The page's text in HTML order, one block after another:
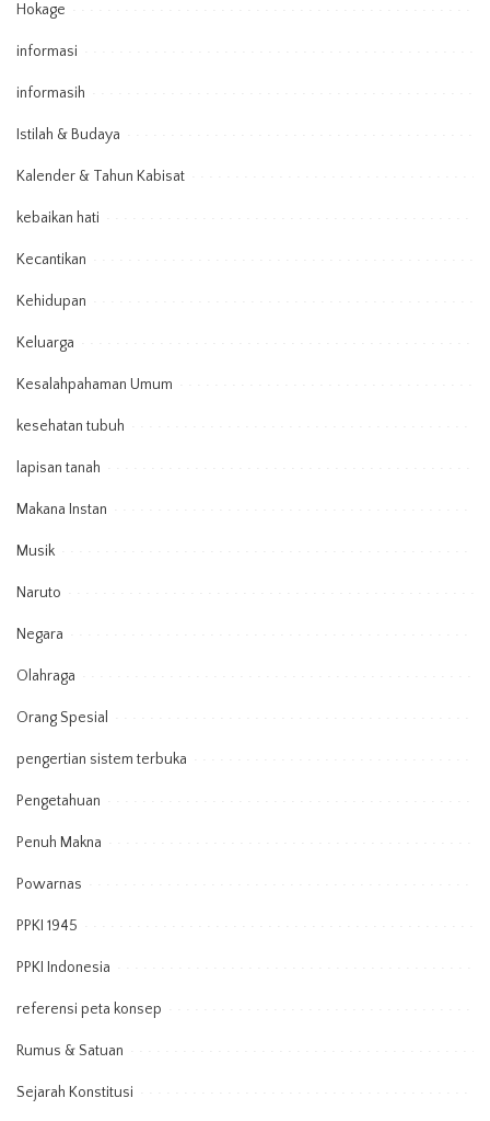
Hokage
informasi
informasih
Istilah & Budaya
Kalender & Tahun Kabisat
kebaikan hati
Kecantikan
Kehidupan
Keluarga
Kesalahpahaman Umum
kesehatan tubuh
lapisan tanah
Makana Instan
Musik
Naruto
Negara
Olahraga
Orang Spesial
pengertian sistem terbuka
Pengetahuan
Penuh Makna
Powarnas
PPKI 1945
PPKI Indonesia
referensi peta konsep
Rumus & Satuan
Sejarah Konstitusi